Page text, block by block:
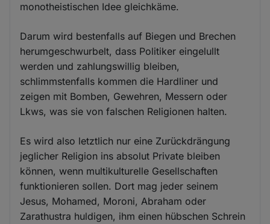
monotheistischen Idee gleichkäme.
Darum wird bestenfalls auf Biegen und Brechen
herumgeschwurbelt, dass Politiker eingelullt
werden und zahlungswillig bleiben,
schlimmstenfalls kommen die Hardliner und
zeigen mit Bomben, Gewehren, Messern oder
Lkws, was sie von falschen Religionen halten.
Es wird also letztlich nur eine Zurückdrängung
jeglicher Religion ins absolut Private bleiben
können, wenn multikulturelle Gesellschaften
funktionieren sollen. Dort mag jeder seinem
Jesus, Mohamed, Moroni, Abraham oder
Zarathustra huldigen, ihm einen hübschen Schrein